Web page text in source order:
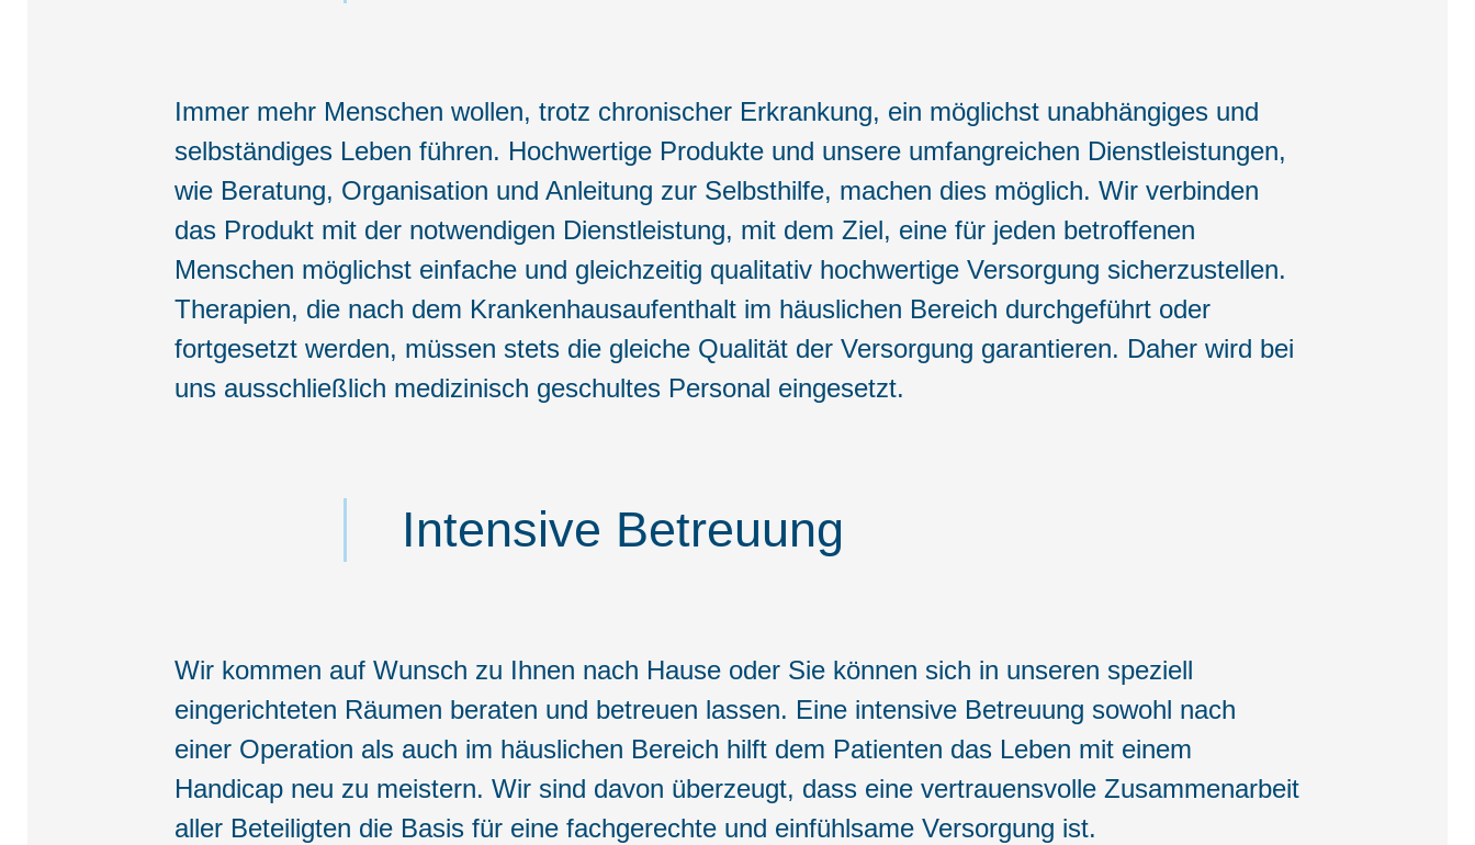
Immer mehr Menschen wollen, trotz chronischer Erkrankung, ein möglichst unabhängiges und
selbständiges Leben führen. Hochwertige Produkte und unsere umfangreichen Dienstleistungen,
wie Beratung, Organisation und Anleitung zur Selbsthilfe, machen dies möglich. Wir verbinden
das Produkt mit der notwendigen Dienstleistung, mit dem Ziel, eine für jeden betroffenen
Menschen möglichst einfache und gleichzeitig qualitativ hochwertige Versorgung sicherzustellen.
Therapien, die nach dem Krankenhausaufenthalt im häuslichen Bereich durchgeführt oder
fortgesetzt werden, müssen stets die gleiche Qualität der Versorgung garantieren. Daher wird bei
uns ausschließlich medizinisch geschultes Personal eingesetzt.
Intensive Betreuung
Wir kommen auf Wunsch zu Ihnen nach Hause oder Sie können sich in unseren speziell
eingerichteten Räumen beraten und betreuen lassen. Eine intensive Betreuung sowohl nach
einer Operation als auch im häuslichen Bereich hilft dem Patienten das Leben mit einem
Handicap neu zu meistern. Wir sind davon überzeugt, dass eine vertrauensvolle Zusammenarbeit
aller Beteiligten die Basis für eine fachgerechte und einfühlsame Versorgung ist.